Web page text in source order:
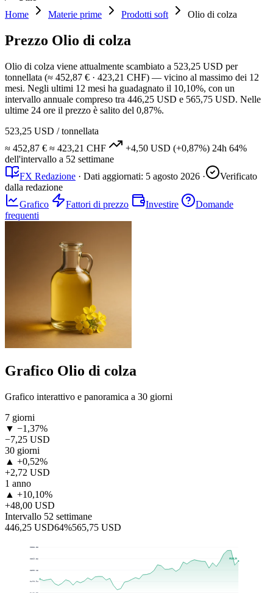
Home
Materie prime Prodotti soft Olio di colza
Prezzo Olio di colza
Olio di colza viene attualmente scambiato a 523,25 USD per
tonnellata (≈ 452,87 € · 423,21 CHF) — vicino al massimo dei 12
mesi. Negli ultimi 12 mesi ha guadagnato il 10,10%, con un
intervallo annuale compreso tra 446,25 USD e 565,75 USD. Nelle
ultime 24 ore il prezzo è salito del 0,87%.
523,25 USD / tonnellata
≈ 452,87 € ≈ 423,21 CHF +4,50 USD (+0,87%) 24h 64%
dell'intervallo a 52 settimane
FX Redazione · Dati aggiornati: 5 agosto 2026 ·
Verificato
dalla redazione
Grafico
Fattori di prezzo Investire
Domande
frequenti
Grafico Olio di colza
Grafico interattivo e panoramica a 30 giorni
7 giorni
▼ −1,37%
−7,25 USD
30 giorni
▲ +0,52%
+2,72 USD
1 anno
▲ +10,10%
+48,00 USD
Intervallo 52 settimane
446,25 USD64%565,75 USD
$470,94
$500,15
$529,36
$558,58
$523,25